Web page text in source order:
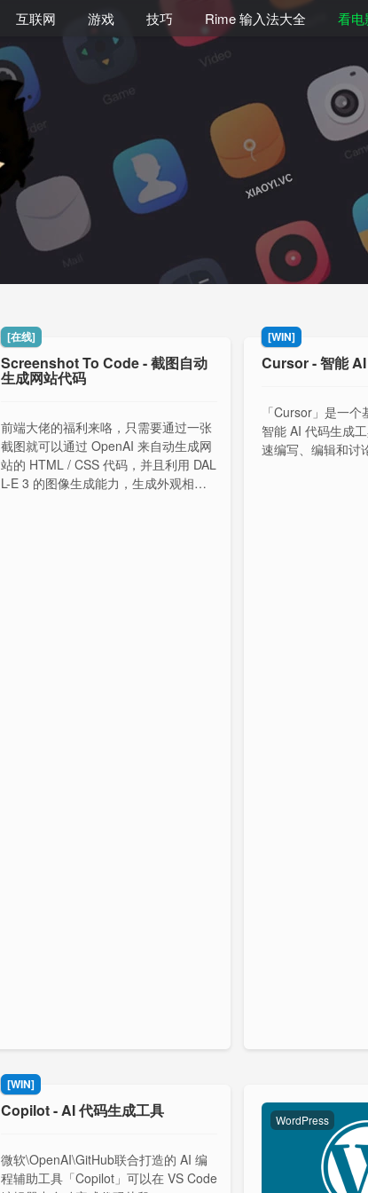
互联网 游戏 技巧 Rime 输入法大全 看电
[在线]
Screenshot To Code - 截图自动
生成网站代码
前端大佬的福利来咯，只需要通过一张
截图就可以通过 OpenAI 来自动生成网
站的 HTML / CSS 代码，并且利用 DAL
L-E 3 的图像生成能力，生成外观相似
[WIN]
Cursor - 智能
「Cursor」是一
智能 AI 代码生成
速编写、编辑和讨
[WIN]
Copilot - AI 代码生成工具
微软\OpenAI\GitHub联合打造的 AI 编
程辅助工具「Copilot」可以在 VS Code
WordPress